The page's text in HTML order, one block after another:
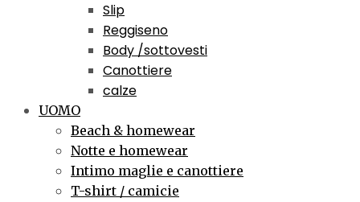
Slip
Reggiseno
Body /sottovesti
Canottiere
calze
UOMO
Beach & homewear
Notte e homewear
Intimo maglie e canottiere
T-shirt / camicie